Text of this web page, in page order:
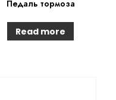
Педаль тормоза
Read more